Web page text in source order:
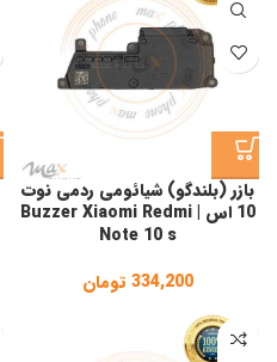
بازر (بلندگو) شیائومی ردمی نوت
10 اس | Buzzer Xiaomi Redmi
Note 10 s
334,200 تومان